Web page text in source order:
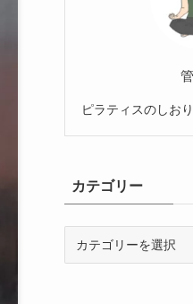
ピラティスのしお
カテゴリー